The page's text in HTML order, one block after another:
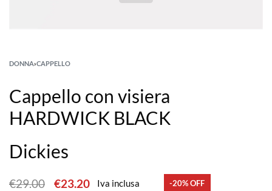
DONNA›CAPPELLO
Cappello con visiera
HARDWICK BLACK
Dickies
€29.00 €23.20 Iva inclusa -20% OFF